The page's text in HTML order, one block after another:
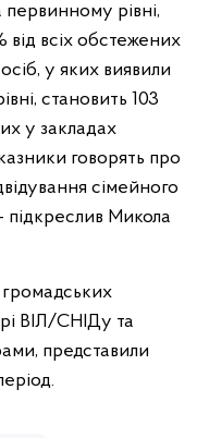
рівні,
від всіх обстежених
у яких виявили
становить 103
у закладах
говорять про
сімейного
підкреслив Микола
громадських
ВІЛ/СНІДу та
представили